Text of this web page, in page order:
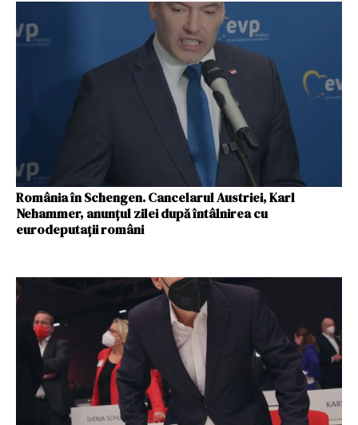
România în Schengen. Cancelarul Austriei, Karl
Nehammer, anunțul zilei după întâlnirea cu
eurodeputații români